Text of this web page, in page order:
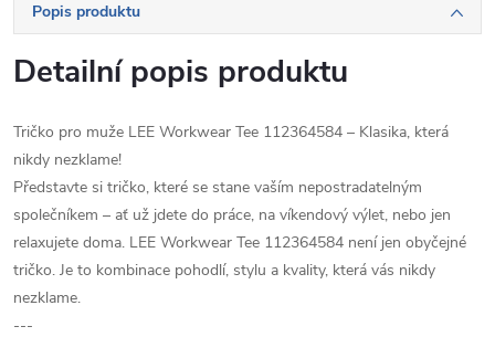
Popis produktu
Detailní popis produktu
Tričko pro muže LEE Workwear Tee 112364584 – Klasika, která
nikdy nezklame!
Představte si tričko, které se stane vaším nepostradatelným
společníkem – ať už jdete do práce, na víkendový výlet, nebo jen
relaxujete doma. LEE Workwear Tee 112364584 není jen obyčejné
tričko. Je to kombinace pohodlí, stylu a kvality, která vás nikdy
nezklame.
---